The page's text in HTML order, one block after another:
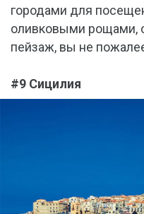
городами для
оливковыми рощами,
пейзаж, вы не
#9 Сицилия